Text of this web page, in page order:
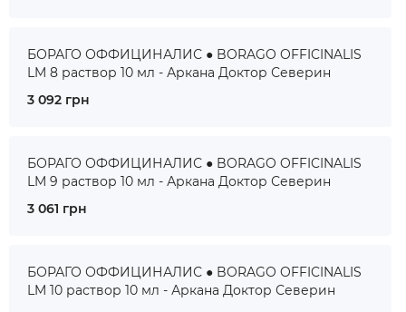
БОРАГО ОФФИЦИНАЛИС ● BORAGO OFFICINALIS
LM 8 раствор 10 мл - Аркана Доктор Северин
3 092 грн
БОРАГО ОФФИЦИНАЛИС ● BORAGO OFFICINALIS
LM 9 раствор 10 мл - Аркана Доктор Северин
3 061 грн
БОРАГО ОФФИЦИНАЛИС ● BORAGO OFFICINALIS
LM 10 раствор 10 мл - Аркана Доктор Северин